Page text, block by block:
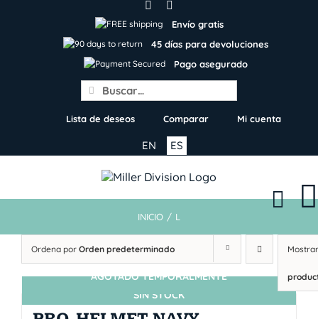
Envío gratis
45 días para devoluciones
Pago asegurado
Search
for:
Lista de deseos Comparar Mi cuenta
ES
EN
INICIO / L
Ordena por Orden predeterminado
SIN STOCK
AGOTADO TEMPORALMENTE